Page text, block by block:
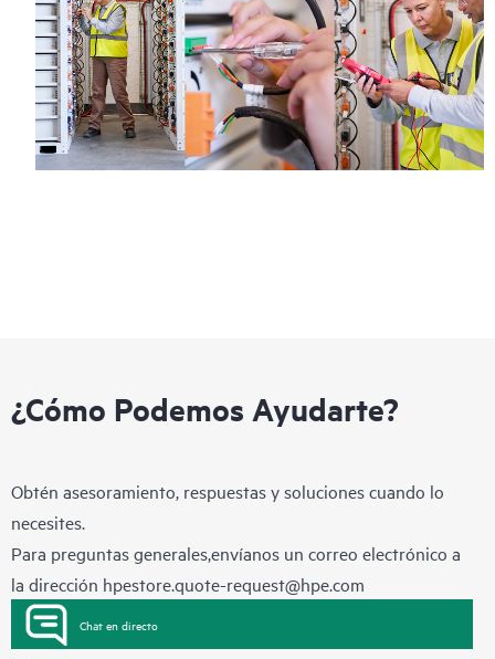
¿Cómo Podemos Ayudarte?
Obtén asesoramiento, respuestas y soluciones cuando lo
necesites.
Para preguntas generales,envíanos un correo electrónico a
la dirección hpestore.quote-request@hpe.com
Chat en directo